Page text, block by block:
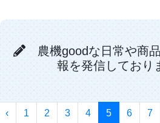
農機goodな日常や商
報を発信してお
‹ 1 2 3 4 5 6 7